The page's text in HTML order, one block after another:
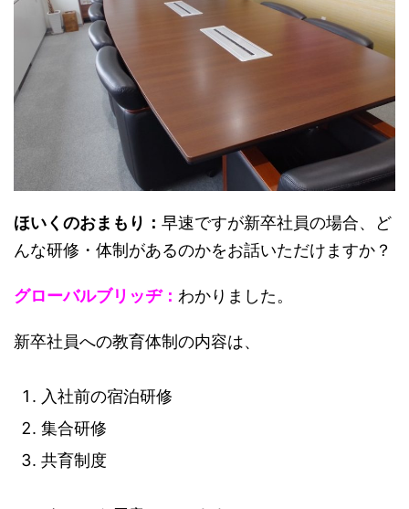
ほいくのおまもり： 早速ですが新卒社員の場合、ど
んな研修・体制があるのかをお話いただけますか？
グローバルブリッヂ： わかりました。
新卒社員への教育体制の内容は、
入社前の宿泊研修
集合研修
共育制度